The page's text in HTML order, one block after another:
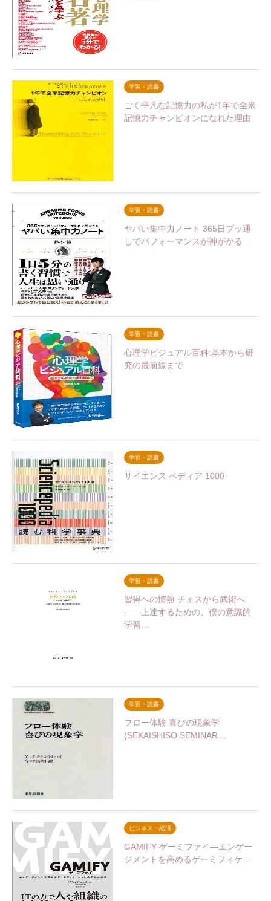
学習・読書
ごく平凡な記憶力の私が1年で全米
記憶力チャンピオンになれた理由
学習・読書
ヤバい集中力ノート 365日ブッ通
しでパフォーマンスが神がかる
学習・読書
心理学ビジュアル百科:基本から研
究の最前線まで
学習・読書
サイエンス ペディア 1000
学習・読書
習得への情熱 チェスから武術へ
――上達するための、僕の意識的
学習…
学習・読書
フロー体験 喜びの現象学
(SEKAISHISO SEMINAR…
ビジネス・経済
GAMIFY ゲーミファイ―エンゲー
ジメントを高めるゲーミフィケ…